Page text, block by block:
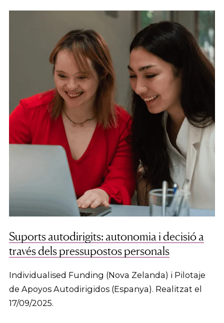
Suports autodirigits: autonomia i decisió a
través dels pressupostos personals
Individualised Funding (Nova Zelanda) i Pilotaje
de Apoyos Autodirigidos (Espanya). Realitzat el
17/09/2025.